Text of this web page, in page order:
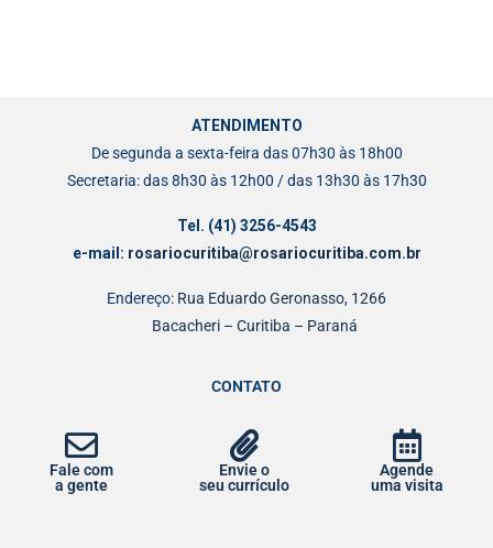
ATENDIMENTO
De segunda a sexta-feira das 07h30 às 18h00
Secretaria: das 8h30 às 12h00 / das 13h30 às 17h30
Tel. (41) 3256-4543
e-mail: rosariocuritiba@rosariocuritiba.com.br
Endereço: Rua Eduardo Geronasso, 1266
Bacacheri – Curitiba – Paraná
CONTATO
Fale com
a gente
Envie o
seu currículo
Agende
uma visita